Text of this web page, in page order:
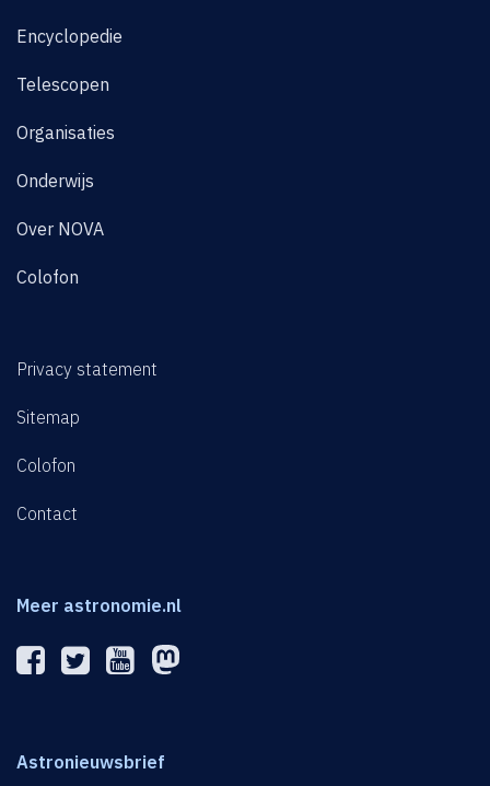
Encyclopedie
Telescopen
Organisaties
Onderwijs
Over NOVA
Colofon
Privacy statement
Sitemap
Colofon
Contact
Meer astronomie.nl
Astronieuwsbrief